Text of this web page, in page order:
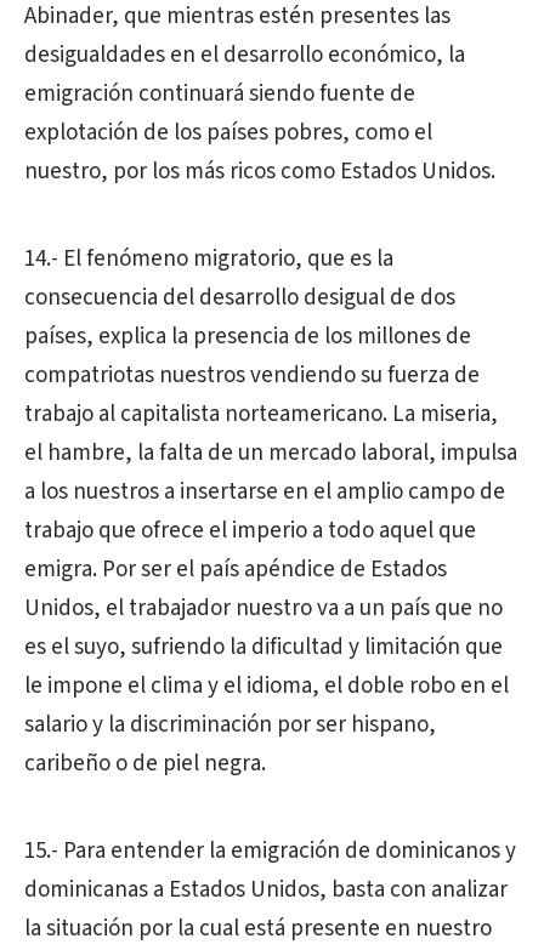
Abinader, que mientras estén presentes las
desigualdades en el desarrollo económico, la
emigración continuará siendo fuente de
explotación de los países pobres, como el
nuestro, por los más ricos como Estados Unidos.
14.- El fenómeno migratorio, que es la
consecuencia del desarrollo desigual de dos
países, explica la presencia de los millones de
compatriotas nuestros vendiendo su fuerza de
trabajo al capitalista norteamericano. La miseria,
el hambre, la falta de un mercado laboral, impulsa
a los nuestros a insertarse en el amplio campo de
trabajo que ofrece el imperio a todo aquel que
emigra. Por ser el país apéndice de Estados
Unidos, el trabajador nuestro va a un país que no
es el suyo, sufriendo la dificultad y limitación que
le impone el clima y el idioma, el doble robo en el
salario y la discriminación por ser hispano,
caribeño o de piel negra.
15.- Para entender la emigración de dominicanos y
dominicanas a Estados Unidos, basta con analizar
la situación por la cual está presente en nuestro